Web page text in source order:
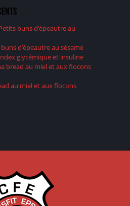
buns d’épeautre au
d’épeautre au sésame
glycémique et insuline
bread au miel et aux flocons
au miel et aux flocons